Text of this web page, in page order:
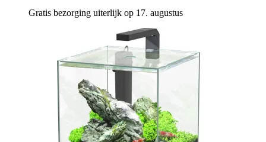
Gratis bezorging uiterlijk op 17. augustus